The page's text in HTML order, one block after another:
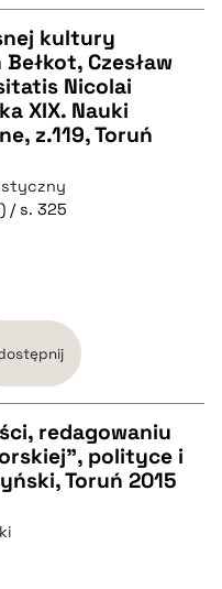
kultury
Czesław
Nicolai
XIX. Nauki
z.119, Toruń
/ s. 325
redagowaniu
polityce i
Toruń 2015